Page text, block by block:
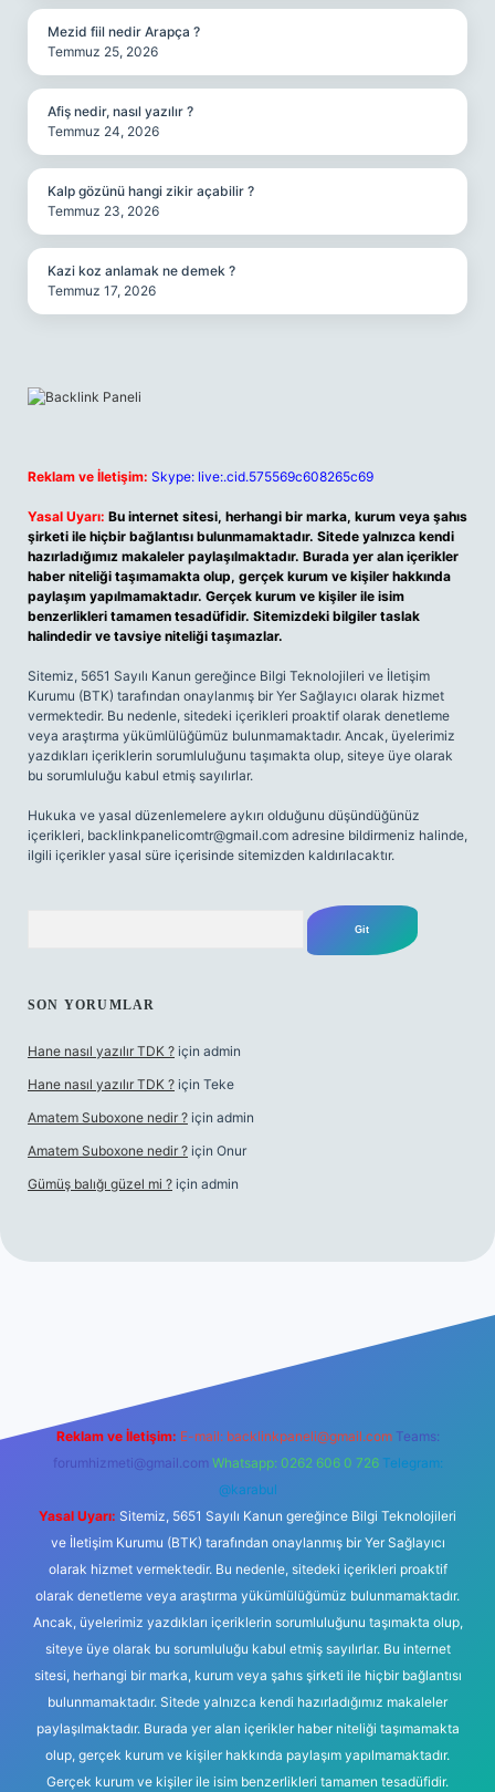
Mezid fiil nedir Arapça ?
Temmuz 25, 2026
Afiş nedir, nasıl yazılır ?
Temmuz 24, 2026
Kalp gözünü hangi zikir açabilir ?
Temmuz 23, 2026
Kazi koz anlamak ne demek ?
Temmuz 17, 2026
Reklam ve İletişim: Skype: live:.cid.575569c608265c69
Yasal Uyarı: Bu internet sitesi, herhangi bir marka, kurum veya şahıs
şirketi ile hiçbir bağlantısı bulunmamaktadır. Sitede yalnızca kendi
hazırladığımız makaleler paylaşılmaktadır. Burada yer alan içerikler
haber niteliği taşımamakta olup, gerçek kurum ve kişiler hakkında
paylaşım yapılmamaktadır. Gerçek kurum ve kişiler ile isim
benzerlikleri tamamen tesadüfidir. Sitemizdeki bilgiler taslak
halindedir ve tavsiye niteliği taşımazlar.
Sitemiz, 5651 Sayılı Kanun gereğince Bilgi Teknolojileri ve İletişim
Kurumu (BTK) tarafından onaylanmış bir Yer Sağlayıcı olarak hizmet
vermektedir. Bu nedenle, sitedeki içerikleri proaktif olarak denetleme
veya araştırma yükümlülüğümüz bulunmamaktadır. Ancak, üyelerimiz
yazdıkları içeriklerin sorumluluğunu taşımakta olup, siteye üye olarak
bu sorumluluğu kabul etmiş sayılırlar.
Hukuka ve yasal düzenlemelere aykırı olduğunu düşündüğünüz
içerikleri, backlinkpanelicomtr@gmail.com adresine bildirmeniz halinde,
ilgili içerikler yasal süre içerisinde sitemizden kaldırılacaktır.
SON YORUMLAR
Hane nasıl yazılır TDK ? için admin
Hane nasıl yazılır TDK ? için Teke
Amatem Suboxone nedir ? için admin
Amatem Suboxone nedir ? için Onur
Gümüş balığı güzel mi ? için admin
Reklam ve İletişim: E-mail: backlinkpaneli@gmail.com Teams:
forumhizmeti@gmail.com Whatsapp: 0262 606 0 726 Telegram:
@karabul
Yasal Uyarı: Sitemiz, 5651 Sayılı Kanun gereğince Bilgi Teknolojileri
ve İletişim Kurumu (BTK) tarafından onaylanmış bir Yer Sağlayıcı
olarak hizmet vermektedir. Bu nedenle, sitedeki içerikleri proaktif
olarak denetleme veya araştırma yükümlülüğümüz bulunmamaktadır.
Ancak, üyelerimiz yazdıkları içeriklerin sorumluluğunu taşımakta olup,
siteye üye olarak bu sorumluluğu kabul etmiş sayılırlar. Bu internet
sitesi, herhangi bir marka, kurum veya şahıs şirketi ile hiçbir bağlantısı
bulunmamaktadır. Sitede yalnızca kendi hazırladığımız makaleler
paylaşılmaktadır. Burada yer alan içerikler haber niteliği taşımamakta
olup, gerçek kurum ve kişiler hakkında paylaşım yapılmamaktadır.
Gerçek kurum ve kişiler ile isim benzerlikleri tamamen tesadüfidir.